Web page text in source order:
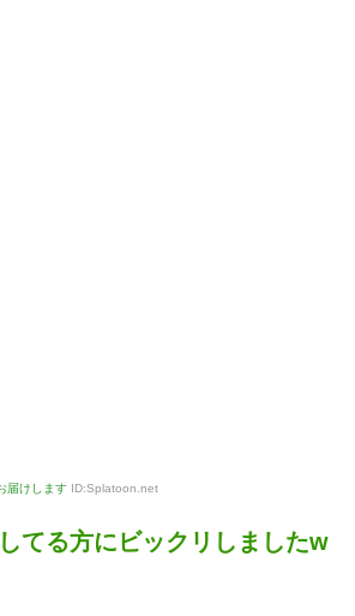
届けします ID:Splatoon.net
てる方にビックリしましたw